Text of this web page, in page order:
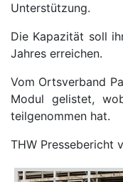
Unterstützung.
Die Kapazität soll
Jahres erreichen.
Vom Ortsverband
Modul gelistet,
teilgenommen hat.
THW Pressebericht